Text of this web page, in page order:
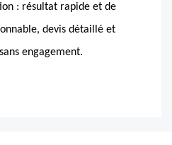
: résultat rapide et de
devis détaillé et
engagement.